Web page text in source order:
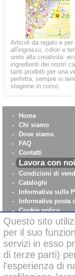
Articoli da regalo e
all'ingrosso, colori e
unite alla creatività:
ingredienti dei nostri
tanti prodotti per una
perfetta, sempre in
stagione in corso.
-
Home
-
Chi siamo
-
Dove siamo
-
FAQ
-
Contatti
-
Lavora con noi
-
Condizioni di
-
Cataloghi
-
Informativa sulla
-
Informativa posta
- Cookie policy
- WhistleBlowing
Parità di Genere
Pagamenti sicuri con
Questo sito
per il suo
servizi in esso
di terze parti)
l'esperienza di